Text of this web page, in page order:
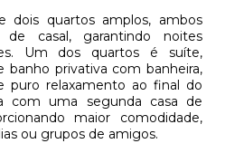
dois quartos amplos, ambos
casal, garantindo noites
Um dos quartos é suíte,
banho privativa com banheira,
puro relaxamento ao final do
com uma segunda casa de
maior comodidade,
ou grupos de amigos.